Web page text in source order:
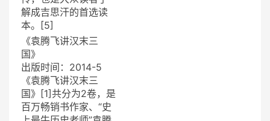
解成吉思汗的首选读
本。[5]
《袁腾飞讲汉末三
国》
出版时间：2014-5
《袁腾飞讲汉末三
国》[1]共分为2卷，是
百万畅销书作家、“史